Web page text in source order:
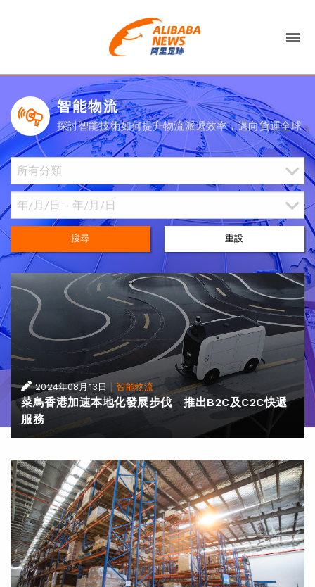
智能物流
探討智能技術如何提升物流派遞效率，邁向貨運全球
搜尋 重設
2024年08月13日 |智能物流
菜鳥香港加速本地化發展步伐 推出B2C及C2C快遞
服務